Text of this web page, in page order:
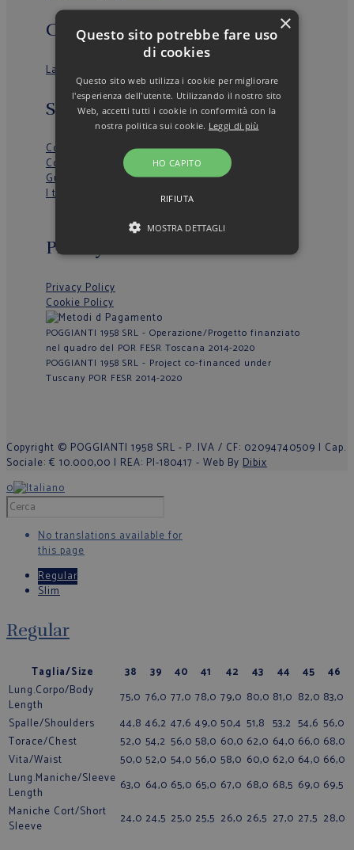
Chi Siamo
La nostra storia
Servizio clienti
Condizioni Generali di Vendita
Contattaci
Guida alla taglia
I tuoi dati
Privacy e Cookie
Privacy Policy
Cookie Policy
POGGIANTI 1958 SRL - Operazione/Progetto finanziato
nel quadro del POR FESR Toscana 2014-2020
POGGIANTI 1958 SRL - Project co-financed under
Tuscany POR FESR 2014-2020
Copyright © POGGIANTI 1958 SRL - P. IVA / CF: 02094740509 | Cap.
Sociale: € 10.000,00 | REA: PI-180417 - Web By Dibix
0
No translations available for
this page
Regular
Slim
Regular
Taglia/Size 38 39 40 41 42 43 44 45
46
Lung.Corpo/Body
Length
75,0 76,0 77,0 78,0 79,0 80,0 81,0 82,0 83,0
Spalle/Shoulders
44,8 46,2 47,6 49,0 50,4 51,8 53,2 54,6 56,0
Torace/Chest
52,0 54,2 56,0 58,0 60,0 62,0 64,0 66,0 68,0
Vita/Waist
50,0 52,0 54,0 56,0 58,0 60,0 62,0 64,0 66,0
Lung.Maniche/Sleeve
Length
63,0 64,0 65,0 65,0 67,0 68,0 68,5 69,0 69,5
Maniche Cort/Short
Sleeve
24,0 24,5 25,0 25,5 26,0 26,5 27,0 27,5 28,0
×
Questo sito potrebbe fare uso
di cookies
Questo sito web utilizza i cookie per migliorare
l'esperienza dell'utente. Utilizzando il nostro sito
Web, accetti tutti i cookie in conformità con la
nostra politica sui cookie. Leggi di più
HO CAPITO
RIFIUTA
MOSTRA DETTAGLI